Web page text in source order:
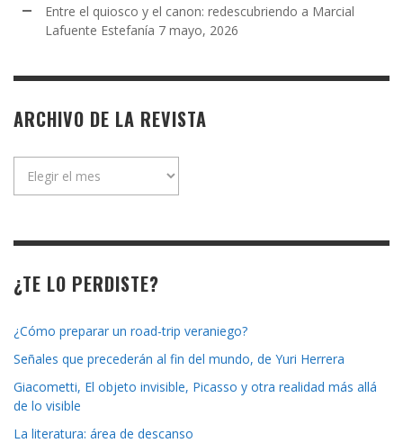
Entre el quiosco y el canon: redescubriendo a Marcial
Lafuente Estefanía 7 mayo, 2026
ARCHIVO DE LA REVISTA
¿TE LO PERDISTE?
¿Cómo preparar un road-trip veraniego?
Señales que precederán al fin del mundo, de Yuri Herrera
Giacometti, El objeto invisible, Picasso y otra realidad más allá
de lo visible
La literatura: área de descanso